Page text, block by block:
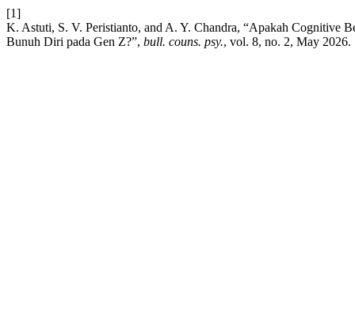
[1]
K. Astuti, S. V. Peristianto, and A. Y. Chandra, “Apakah Cognitive
Bunuh Diri pada Gen Z?”, bull. couns. psy., vol. 8, no. 2, May 2026.